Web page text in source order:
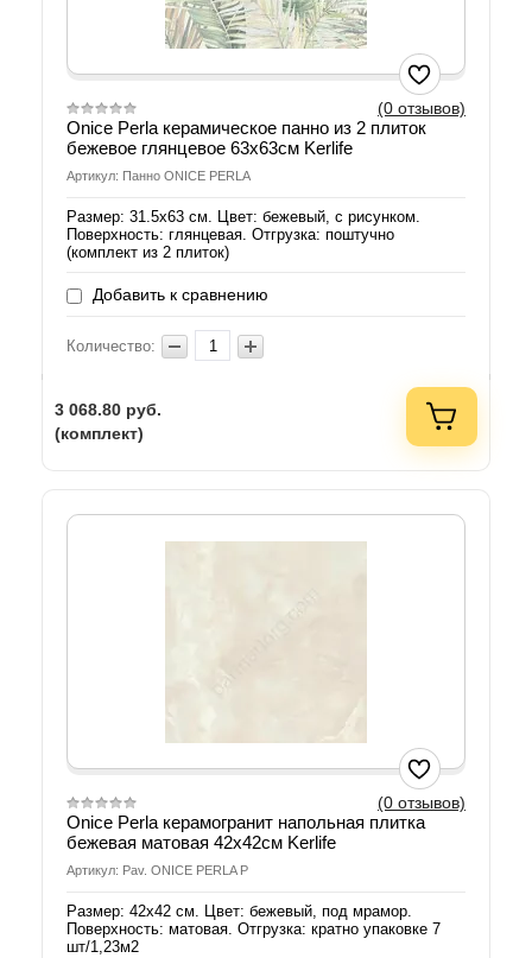
(0 отзывов)
Onice Perla керамическое панно из 2 плиток
бежевое глянцевое 63x63см Kerlife
Артикул: Панно ONICE PERLA
Размер: 31.5х63 см. Цвет: бежевый, с рисунком.
Поверхность: глянцевая. Отгрузка: поштучно
(комплект из 2 плиток)
Добавить к сравнению
Количество:
3 068.80 руб.
(комплект)
(0 отзывов)
Onice Perla керамогранит напольная плитка
бежевая матовая 42x42см Kerlife
Артикул: Pav. ONICE PERLA P
Размер: 42x42 см. Цвет: бежевый, под мрамор.
Поверхность: матовая. Отгрузка: кратно упаковке 7
шт/1,23м2